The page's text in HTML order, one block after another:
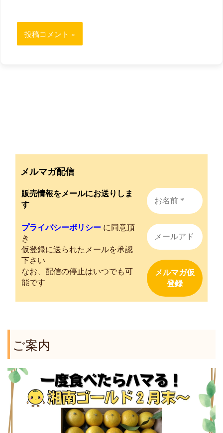
メルマガ配信
販売情報をメールにお送りしま
す
プライバシーポリシー に同意頂
き
仮登録に送られたメールを承認
下さい
なお、配信の停止はいつでも可
能です
ご案内